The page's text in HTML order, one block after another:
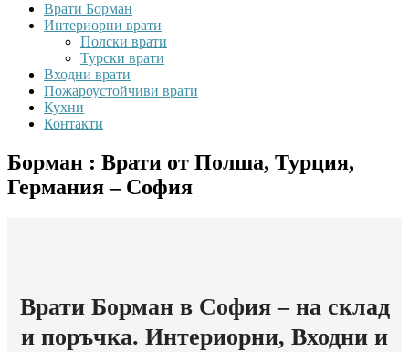
Врати Борман
Интериорни врати
Полски врати
Турски врати
Входни врати
Пожароустойчиви врати
Кухни
Контакти
Борман : Врати от Полша, Турция,
Германия – София
Врати Борман в София – на склад
и поръчка. Интериорни, Входни и